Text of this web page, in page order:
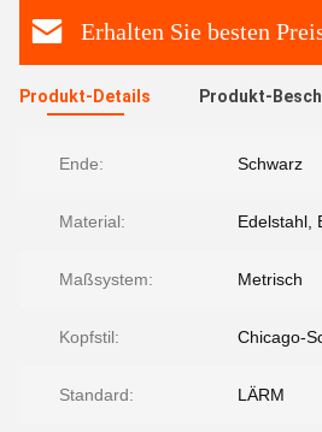
Erhalten Sie besten
Produkt-Details Produkt-
Ende: Schwarz
Material: Edelstahl,
Maßsystem: Metrisch
Kopfstil: Chicago-
Standard: LÄRM